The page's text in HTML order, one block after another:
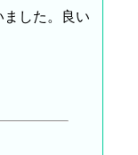
した。良い